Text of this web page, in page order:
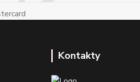
Kontakty